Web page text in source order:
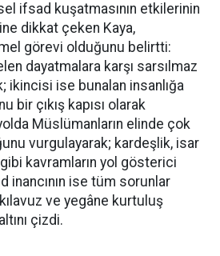
ifsad kuşatmasının etkilerinin
dikkat çeken Kaya,
görevi olduğunu belirtti:
dayatmalara karşı sarsılmaz
ikincisi ise bunalan insanlığa
bir çıkış kapısı olarak
Müslümanların elinde çok
vurgulayarak; kardeşlik, isar
kavramların yol gösterici
inancının ise tüm sorunlar
ve yegâne kurtuluş
çizdi.